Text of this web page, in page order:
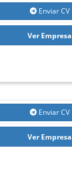
Enviar CV
Ver Empresa
Enviar CV
Ver Empresa